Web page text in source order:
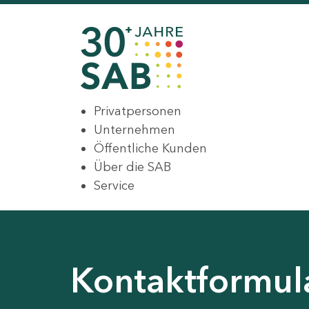
Privatpersonen
Unternehmen
Öffentliche Kunden
Über die SAB
Service